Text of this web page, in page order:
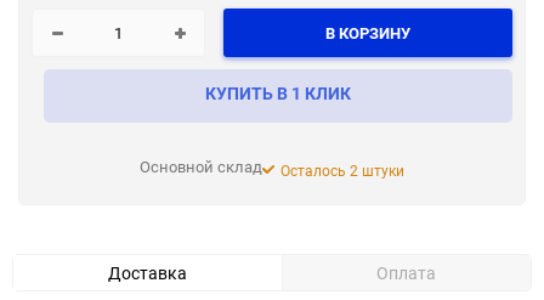
В КОРЗИНУ
КУПИТЬ В 1 КЛИК
Основной склад Осталось 2 штуки
Доставка Оплата